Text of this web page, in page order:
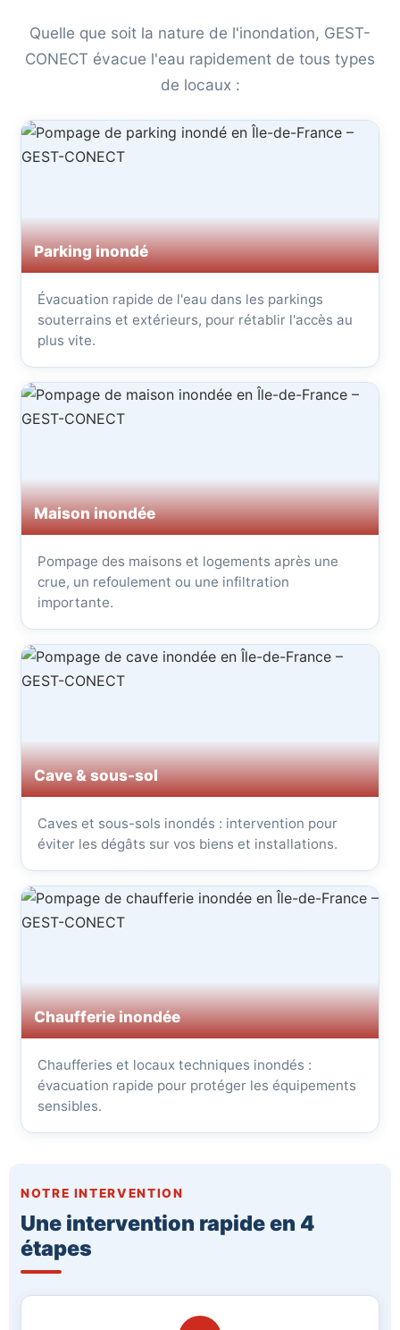
Quelle que soit la nature de l'inondation, GEST-
CONECT évacue l'eau rapidement de tous types
de locaux :
Parking inondé
Évacuation rapide de l'eau dans les parkings
souterrains et extérieurs, pour rétablir l'accès au
plus vite.
Maison inondée
Pompage des maisons et logements après une
crue, un refoulement ou une infiltration
importante.
Cave & sous-sol
Caves et sous-sols inondés : intervention pour
éviter les dégâts sur vos biens et installations.
Chaufferie inondée
Chaufferies et locaux techniques inondés :
évacuation rapide pour protéger les équipements
sensibles.
NOTRE INTERVENTION
Une intervention rapide en 4
étapes